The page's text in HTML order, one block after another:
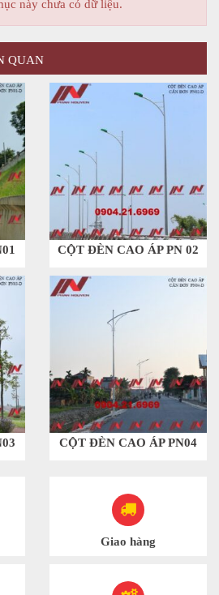
này chưa có dữ liệu.
QUAN
CỘT ĐÈN CAO ÁP PN 02
CỘT ĐÈN CAO ÁP PN04
Giao hàng